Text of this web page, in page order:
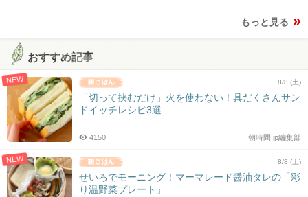
もっと見る
おすすめ記事
NEW 8/8 (土)
「切って挟むだけ」火を使わない！具だくさんサン
ドイッチレシピ3選
朝時間.jp編集部
4150
NEW 8/8 (土)
せいろでモーニング！マーマレード醤油タレの「彩
り温野菜プレート」